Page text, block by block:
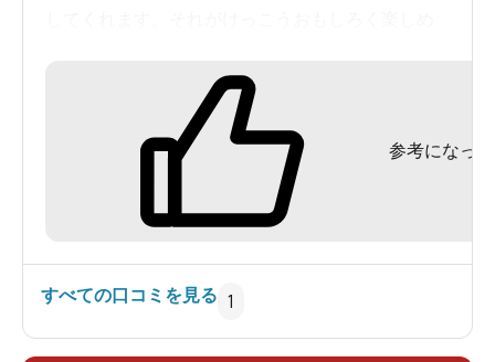
参考になった
すべての口コミを見る 1